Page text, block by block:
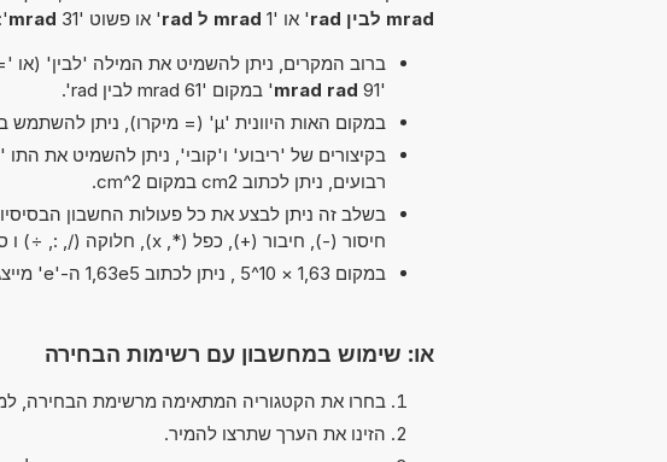
mrad לבין rad
' או '1 mrad ל rad ' או פשוט '31 mrad
':
ברוב המקרים, ניתן להשמיט את המילה 'לבין' (או
'91
mrad rad' במקום '61 mrad לבין rad'.
במקום האות היוונית 'µ' (= מיקרו), ניתן להשתמש ב-'u' פשוט, לדוגמה uPa במקום µPa.
רבועים, ניתן לכתוב cm2 במקום cm^2.
חיסור (-), חיבור (+), כפל (*, x), חלוקה (/, :, ÷) ו סוגריים
במקום 1,63 × 10^5 , ניתן לכתוב 1,63e5 ה-'e' מייצג 'אקספוננט'.
או: שימוש במחשבון עם רשימות הבחירה
בחרו את הקטגוריה המתאימה מרשימת הבחירה,
הזינו את הערך שתרצו להמיר.